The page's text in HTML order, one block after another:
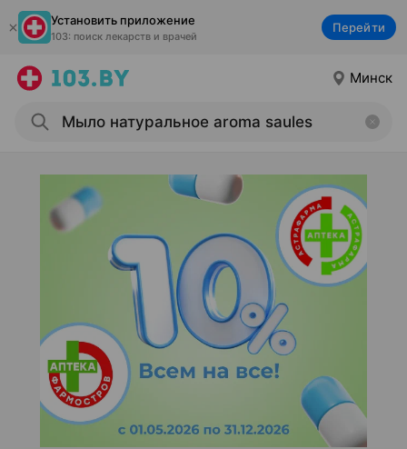
Установить приложение
103: поиск лекарств и врачей
Перейти
Минск